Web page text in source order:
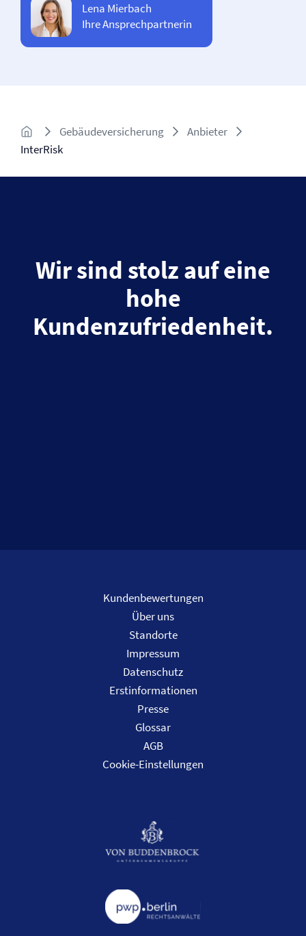
Lena Mierbach
Ihre Ansprechpartnerin
Gebäude­versicherung
Anbieter
InterRisk
Wir sind stolz auf eine
hohe
Kundenzufriedenheit.
Kundenbewertungen
Über uns
Standorte
Impressum
Datenschutz
Erstinformationen
Presse
Glossar
AGB
Cookie-Einstellungen